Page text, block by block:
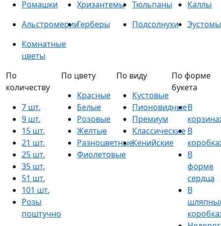
Ромашки
Хризантемы Тюльпаны
Каллы
АльстромерииГерберы Подсолнухи
Эустомы
Комнатные
цветы
По
количеству
7 шт.
9 шт.
15 шт.
21 шт.
25 шт.
35 шт.
51 шт.
101 шт.
Розы
поштучно
По цвету
Красные
Белые
Розовые
Желтые
Разноцветные
Фиолетовые
По виду
Кустовые
Пионовидные
Премиум
Классические
Кенийские
По форме
букета
В
В
В
форме
сердца
В